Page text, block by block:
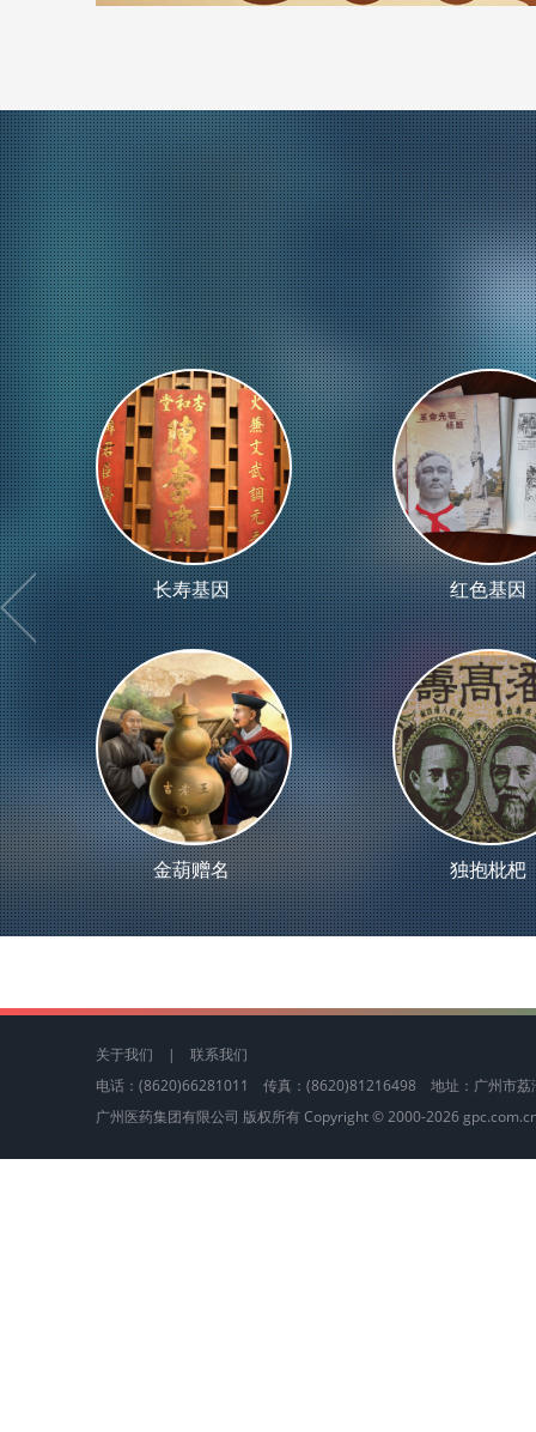
长寿基因
金葫赠名
红色基因
独抱枇杷
关于我们 | 联系我们
电话：(8620)66281011 传真：(8620)81216498 地址：广州
广州医药集团有限公司 版权所有 Copyright © 2000-2026